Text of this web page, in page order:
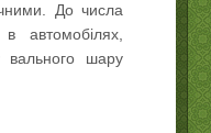
До числа
в автомобілях,
вального шару